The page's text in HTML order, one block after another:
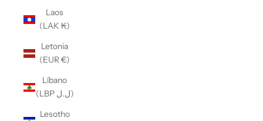
Laos
(LAK ₭)
Letonia
(EUR €)
Líbano
(LBP ل.ل)
Lesotho